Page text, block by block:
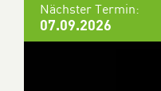
Nächster Termin:
07.09.2026